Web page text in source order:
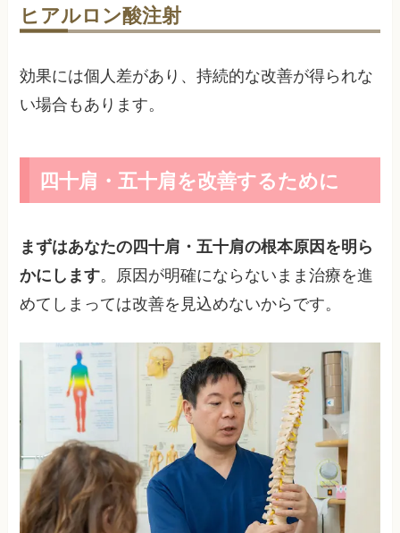
ヒアルロン酸注射
効果には個人差があり、持続的な改善が得られな
い場合もあります。
四十肩・五十肩を改善するために
まずはあなたの四十肩・五十肩の根本原因を明ら
かにします。原因が明確にならないまま治療を進
めてしまっては改善を見込めないからです。